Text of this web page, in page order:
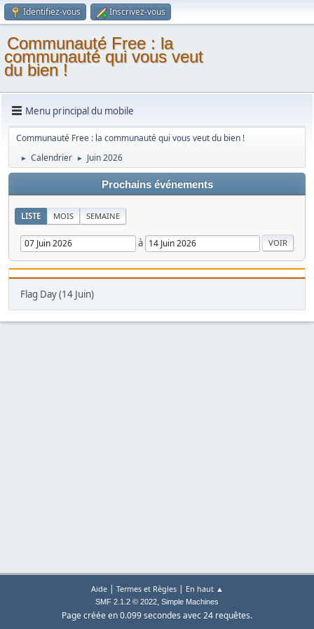
Identifiez-vous Inscrivez-vous
Communauté Free : la
communauté qui vous veut
du bien !
Menu principal du mobile
Communauté Free : la communauté qui vous veut du bien !
► Calendrier ► Juin 2026
Prochains événements
LISTE MOIS SEMAINE
à
Flag Day (14 Juin)
Aide| Termes et Règles| En haut ▲
SMF 2.1.2 © 2022, Simple Machines
Page créée en 0.099 secondes avec 24 requêtes.